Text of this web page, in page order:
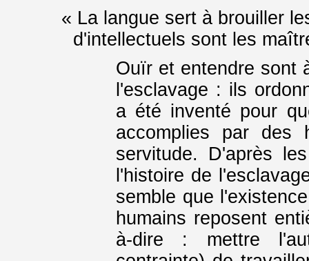
« La langue sert à brouiller
d'intellectuels sont les
Ouïr et entendre sont
l'esclavage : ils
a été inventé pour
accomplies par des
servitude. D'après
l'histoire de
semble que
humains reposent
à-dire : mettre